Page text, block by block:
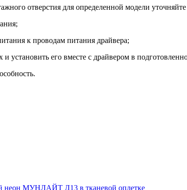
отверстия для определенной модели
к проводам питания драйвера;
установить его вместе с драйвером в
неон МУНЛАЙТ Д13 в тканевой оплетке